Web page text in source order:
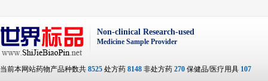
Non-clinical Research-used
Medicine Sample Provider
当前本网站药物产品种数共 8525 处方药 8148 非处方药 270 保健品/医疗用具 107